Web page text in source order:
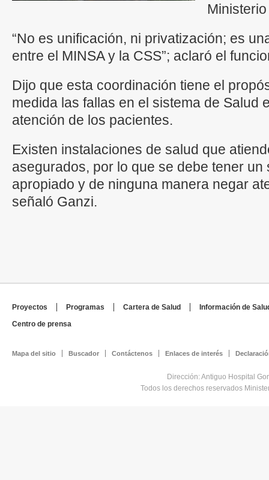
“No es unificación, ni privatización; es
entre el MINSA y la CSS”; aclaró el
Dijo que esta coordinación tiene el
medida las fallas en el sistema de Salud
atención de los pacientes.
Existen instalaciones de salud que
asegurados, por lo que se debe tener
apropiado y de ninguna manera negar
señaló Ganzi.
Proyectos Programas Cartera de Salud
Información de
Centro de prensa
Mapa del sitio Buscador Contáctenos Enlaces de interés
Dirección: Antiguo Hospital
Todos los derechos reservados